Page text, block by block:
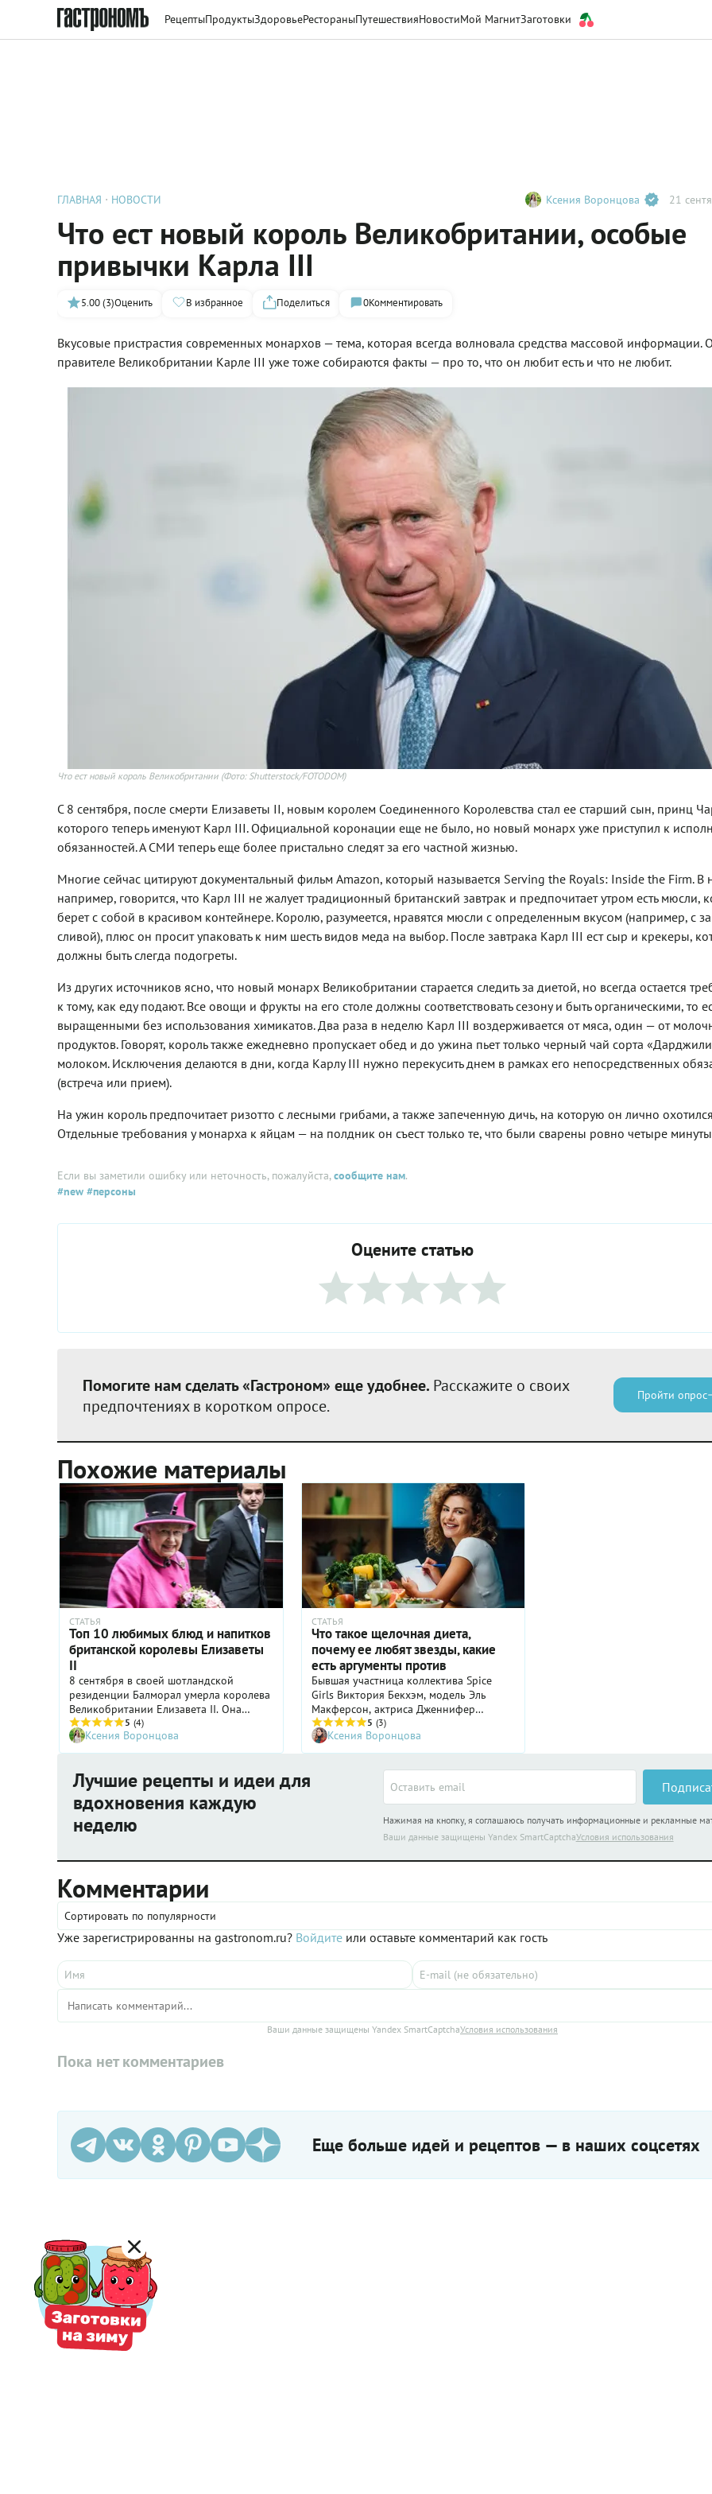
РецептыПродуктыЗдоровьеРестораныПутешествияНовостиМой МагнитЗаготовки
ГЛАВНАЯ НОВОСТИ Ксения Воронцова 21
Что ест новый король Великобритании, особые
привычки Карла III
5.00 (3)Оценить В избранное Поделиться 0Комментировать
Вкусовые пристрастия современных монархов — тема, которая всегда волновала средства массовой информации.
правителе Великобритании Карле III уже тоже собираются факты — про то, что он любит есть и что не любит.
Что ест новый король Великобритании (Фото: Shutterstock/FOTODOM)
С 8 сентября, после смерти Елизаветы II, новым королем Соединенного Королевства стал ее старший сын, принц
которого теперь именуют Карл III. Официальной коронации еще не было, но новый монарх уже приступил к
обязанностей. А СМИ теперь еще более пристально следят за его частной жизнью.
Многие сейчас цитируют документальный фильм Amazon, который называется Serving the Royals: Inside the Firm. В
например, говорится, что Карл III не жалует традиционный британский завтрак и предпочитает утром есть мюсли,
берет с собой в красивом контейнере. Королю, разумеется, нравятся мюсли с определенным вкусом (например, с
сливой), плюс он просит упаковать к ним шесть видов меда на выбор. После завтрака Карл III ест сыр и крекеры,
должны быть слегда подогреты.
Из других источников ясно, что новый монарх Великобритании старается следить за диетой, но всегда остается
к тому, как еду подают. Все овощи и фрукты на его столе должны соответствовать сезону и быть органическими, то
выращенными без использования химикатов. Два раза в неделю Карл III воздерживается от мяса, один — от
продуктов. Говорят, король также ежедневно пропускает обед и до ужина пьет только черный чай сорта
молоком. Исключения делаются в дни, когда Карлу III нужно перекусить днем в рамках его непосредственных
(встреча или прием).
На ужин король предпочитает ризотто с лесными грибами, а также запеченную дичь, на которую он лично
Отдельные требования у монарха к яйцам — на полдник он съест только те, что были сварены ровно четыре
Если вы заметили ошибку или неточность, пожалуйста,сообщите нам.
#new #персоны
Оцените статью
Помогите нам сделать «Гастроном» еще удобнее. Расскажите о своих
предпочтениях в коротком опросе.
Пройти опрос
Похожие материалы
СТАТЬЯ
Топ 10 любимых блюд и напитков
британской королевы Елизаветы
II
8 сентября в своей шотландской
резиденции Балморал умерла королева
Великобритании Елизавета II. Она
находилась на престоле ни много ни
мало 70 лет. Впрочем, славилась
королева не только невероятно долгим
консерватизмом. В том числе в еде.
Хотя иногда и она позволяла себе кое-
что особенное.
5 (4)
Ксения Воронцова
СТАТЬЯ
Что такое щелочная диета,
почему ее любят звезды, какие
есть аргументы против
Бывшая участница коллектива Spice
Girls Виктория Бекхэм, модель Эль
Макферсон, актриса Дженнифер
Энистон — вот лишь очень маленькая
часть списка известных персон, которые
придерживаются щелочной диеты. В
что она помогает предупредить
признаки старения. Разбираемся, так ли
5 (3)
Ксения Воронцова
Лучшие рецепты и идеи для
вдохновения каждую
неделю
Нажимая на кнопку, я соглашаюсь получать информационные и рекламные
Ваши данные защищены Yandex SmartCaptchaУсловия использования
Комментарии
Сортировать по популярности
Уже зарегистрированны на gastronom.ru? Войдите или оставьте комментарий как гость
Ваши данные защищены Yandex SmartCaptchaУсловия использования
Пока нет комментариев
Еще больше идей и рецептов — в наших соцсетях